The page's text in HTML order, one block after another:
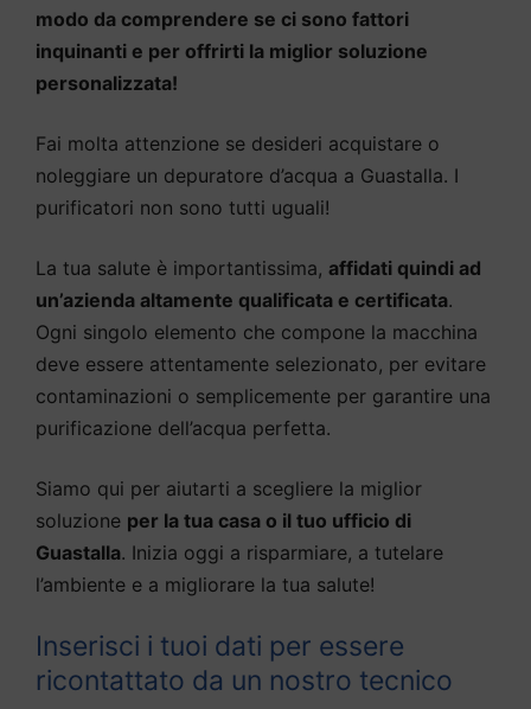
modo da comprendere se ci sono fattori
inquinanti e per offrirti la miglior soluzione
personalizzata!
Fai molta attenzione se desideri acquistare o
noleggiare un depuratore d’acqua a Guastalla. I
purificatori non sono tutti uguali!
La tua salute è importantissima, affidati quindi ad
un’azienda altamente qualificata e certificata.
Ogni singolo elemento che compone la macchina
deve essere attentamente selezionato, per evitare
contaminazioni o semplicemente per garantire una
purificazione dell’acqua perfetta.
Siamo qui per aiutarti a scegliere la miglior
soluzione per la tua casa o il tuo ufficio di
Guastalla. Inizia oggi a risparmiare, a tutelare
l’ambiente e a migliorare la tua salute!
Inserisci i tuoi dati per essere
ricontattato da un nostro tecnico